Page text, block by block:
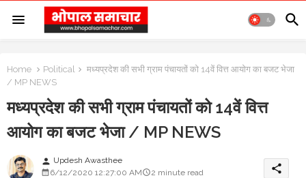
Home Political
मध्यप्रदेश की सभी ग्राम पंचायतों को 14वें वित्त आयोग का बजट भेजा
/ MP NEWS
मध्यप्रदेश की सभी ग्राम पंचायतों को 14वें वित्त
आयोग का बजट भेजा / MP NEWS
person Updesh Awasthee
6/12/2020 12:27:00 AM
2 minute read share